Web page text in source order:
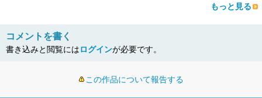
もっと見る
コメントを書く
書き込みと閲覧にはログインが必要です。
この作品について報告する